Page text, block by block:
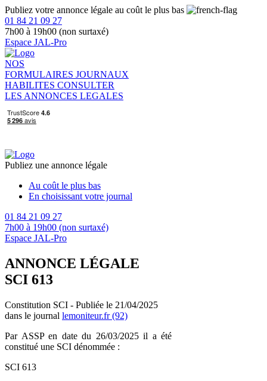
Publiez votre annonce légale au coût le plus bas
01 84 21 09 27
7h00 à 19h00 (non surtaxé)
Espace JAL-Pro
NOS
FORMULAIRES JOURNAUX
HABILITES CONSULTER
LES ANNONCES LEGALES
Publiez une annonce légale
Au coût le plus bas
En choisissant votre journal
01 84 21 09 27
7h00 à 19h00 (non surtaxé)
Espace JAL-Pro
ANNONCE LÉGALE
SCI 613
Constitution SCI - Publiée le 21/04/2025
dans le journal lemoniteur.fr (92)
Par ASSP en date du 26/03/2025 il a été
constitué une SCI dénommée :
SCI 613